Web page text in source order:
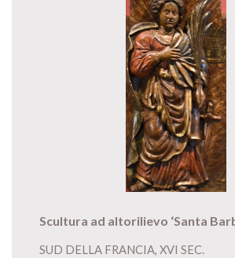
Scultura ad altorilievo ‘Santa
SUD DELLA FRANCIA, XVI SEC.